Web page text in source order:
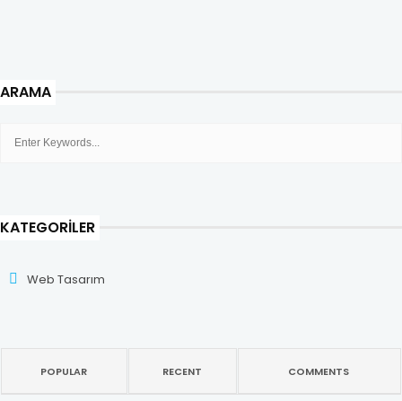
ARAMA
KATEGORILER
Web Tasarım
POPULAR RECENT COMMENTS